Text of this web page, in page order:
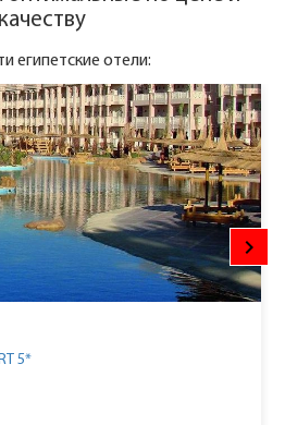
качеству
египетские отели:
5*
keyboard_arrow_right